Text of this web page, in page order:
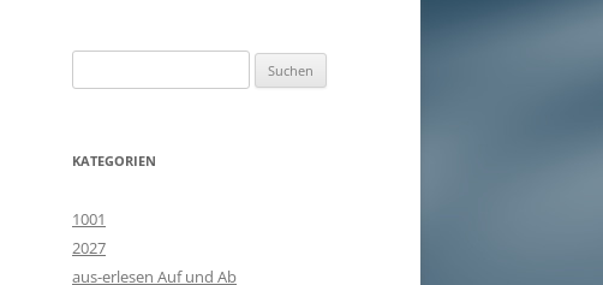
nach:
KATEGORIEN
1001
2027
aus-erlesen Auf und Ab